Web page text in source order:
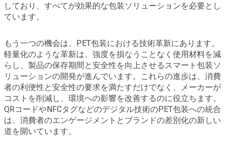
しており、すべてが効果的な包装ソリューションを必要とし
ています。
もう一つの機会は、PET包装における技術革新にあります。
軽量化のような革新は、強度を損なうことなく使用材料を減
らし、製品の保存期間と安全性を向上させるスマート包装ソ
リューションの開発が進んでいます。これらの進歩は、消費
者の利便性と安全性の要求を満たすだけでなく、メーカーが
コストを削減し、環境への影響を改善するのに役立ちます。
QRコードやNFCタグなどのデジタル技術のPET包装への統合
は、消費者のエンゲージメントとブランドの差別化の新しい
道を開いています。